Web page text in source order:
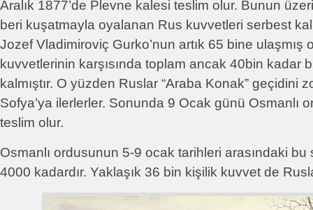
Aralık 1877’de Plevne kalesi teslim olur. Bunun
beri kuşatmayla oyalanan Rus kuvvetleri serbest
Jozef Vladimiroviç Gurko’nun artık 65 bine ulaşmış
kuvvetlerinin karşısında toplam ancak 40bin kadar
kalmıştır. O yüzden Ruslar “Araba Konak” geçidini
Sofya’ya ilerlerler. Sonunda 9 Ocak günü Osmanlı
teslim olur.
Osmanlı ordusunun 5-9 ocak tarihleri arasındaki bu
4000 kadardır. Yaklaşık 36 bin kişilik kuvvet de